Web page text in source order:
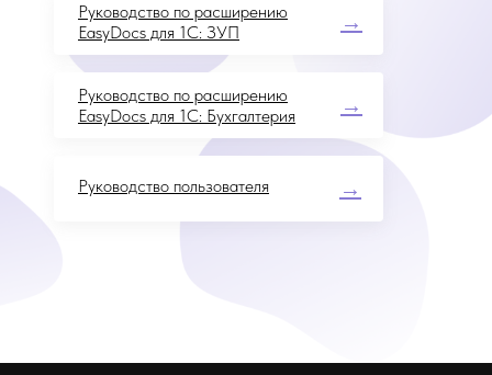
Руководство пользователя →
Руководство по расширению
EasyDocs для 1С: ЗУП
→
Руководство по расширению
EasyDocs для 1С: Бухгалтерия
→